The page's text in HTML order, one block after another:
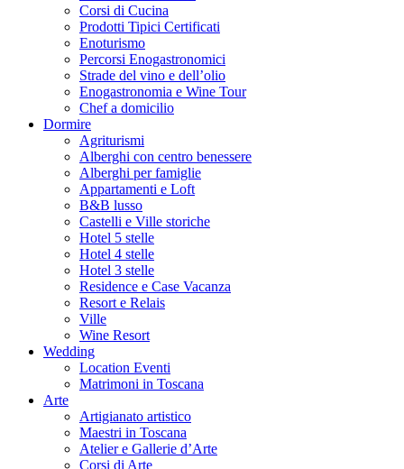
Corsi di Cucina
Prodotti Tipici Certificati
Enoturismo
Percorsi Enogastronomici
Strade del vino e dell’olio
Enogastronomia e Wine Tour
Chef a domicilio
Dormire
Agriturismi
Alberghi con centro benessere
Alberghi per famiglie
Appartamenti e Loft
B&B lusso
Castelli e Ville storiche
Hotel 5 stelle
Hotel 4 stelle
Hotel 3 stelle
Residence e Case Vacanza
Resort e Relais
Ville
Wine Resort
Wedding
Location Eventi
Matrimoni in Toscana
Arte
Artigianato artistico
Maestri in Toscana
Atelier e Gallerie d’Arte
Corsi di Arte